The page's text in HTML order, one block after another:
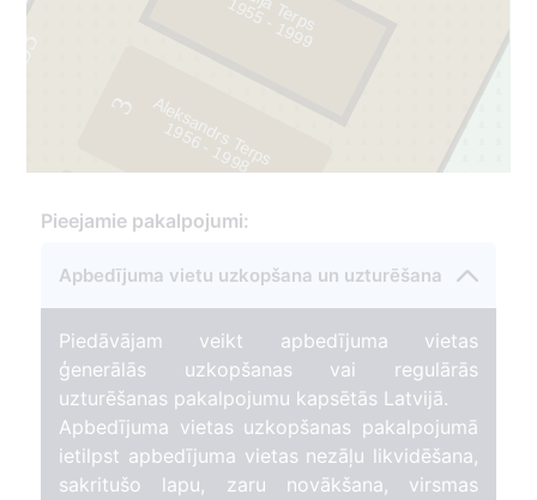
2
3 Aleksandrs Terps
1956-199
8
1
9
Pieejamie pakalpojumi:
Apbedījuma vietu uzkopšana un uzturēšana
Piedāvājam veikt apbedījuma vietas
ģenerālās uzkopšanas vai regulārās
uzturēšanas pakalpojumu kapsētās Latvijā.
Apbedījuma vietas uzkopšanas pakalpojumā
ietilpst apbedījuma vietas nezāļu likvidēšana,
sakritušo lapu, zaru novākšana, virsmas